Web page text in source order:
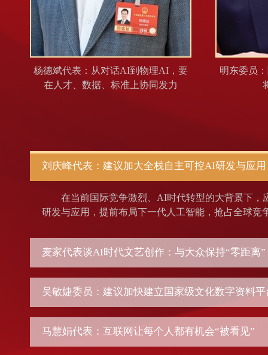
杨德斌代表：从对话AI到物理AI，要
在人才、数据、标准上协同发力
明东委员
刘庆峰代表：建议加大全栈自主可控AI研发与应用
在当前国际竞争激烈、AI时代转型的大背景下，
研发与应用，提前布局下一代人工智能，抢占全球竞
麦家代表谈AI时代文艺创作：与大众保持“零距离”
吴敏婕委员：建议加快建立国家级文化数字资料平
马慧娟代表：互联网让每个人都有机会“被看见”